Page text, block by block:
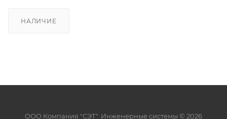
НАЛИЧИЕ
ООО Компания "СЭТ". Инженерные системы © 2026